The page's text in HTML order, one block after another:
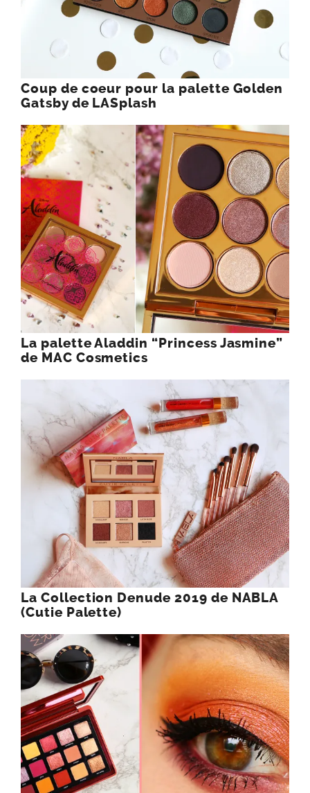
Coup de coeur pour la palette Golden
Gatsby de LASplash
La palette Aladdin “Princess Jasmine”
de MAC Cosmetics
La Collection Denude 2019 de NABLA
(Cutie Palette)